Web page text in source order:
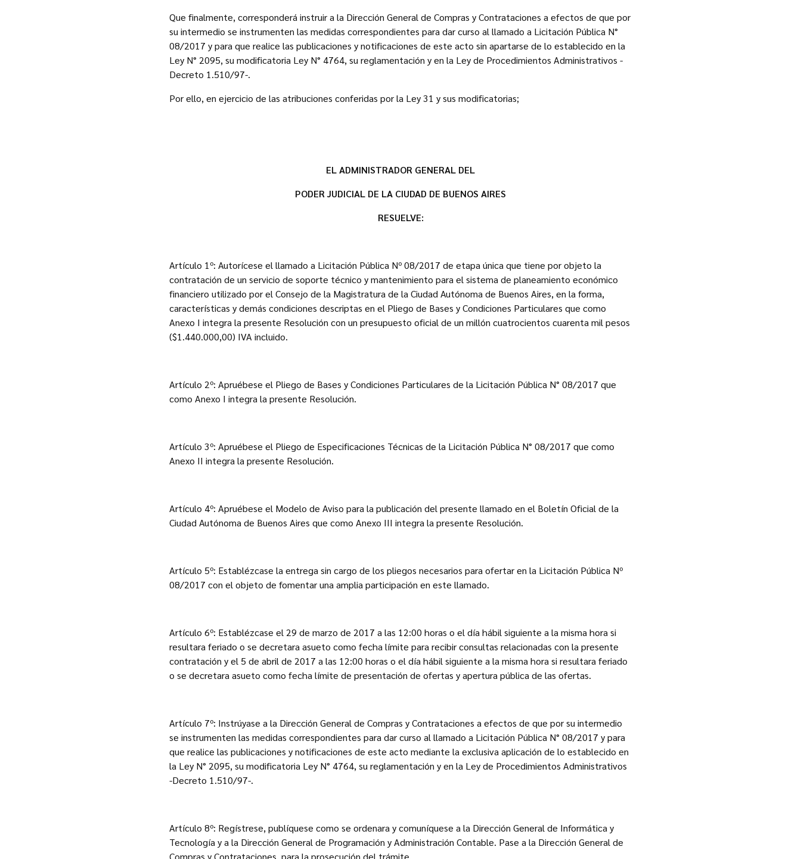
Que finalmente, corresponderá instruir a la Dirección General de Compras y Contrataciones a efectos de que por
su intermedio se instrumenten las medidas correspondientes para dar curso al llamado a Licitación Pública N°
08/2017 y para que realice las publicaciones y notificaciones de este acto sin apartarse de lo establecido en la
Ley N° 2095, su modificatoria Ley N° 4764, su reglamentación y en la Ley de Procedimientos Administrativos -
Decreto 1.510/97-.
Por ello, en ejercicio de las atribuciones conferidas por la Ley 31 y sus modificatorias;
EL ADMINISTRADOR GENERAL DEL
PODER JUDICIAL DE LA CIUDAD DE BUENOS AIRES
RESUELVE:
Artículo 1º: Autorícese el llamado a Licitación Pública Nº 08/2017 de etapa única que tiene por objeto la
contratación de un servicio de soporte técnico y mantenimiento para el sistema de planeamiento económico
financiero utilizado por el Consejo de la Magistratura de la Ciudad Autónoma de Buenos Aires, en la forma,
características y demás condiciones descriptas en el Pliego de Bases y Condiciones Particulares que como
Anexo I integra la presente Resolución con un presupuesto oficial de un millón cuatrocientos cuarenta mil pesos
($1.440.000,00) IVA incluido.
Artículo 2º: Apruébese el Pliego de Bases y Condiciones Particulares de la Licitación Pública N° 08/2017 que
como Anexo I integra la presente Resolución.
Artículo 3º: Apruébese el Pliego de Especificaciones Técnicas de la Licitación Pública N° 08/2017 que como
Anexo II integra la presente Resolución.
Artículo 4º: Apruébese el Modelo de Aviso para la publicación del presente llamado en el Boletín Oficial de la
Ciudad Autónoma de Buenos Aires que como Anexo III integra la presente Resolución.
Artículo 5º: Establézcase la entrega sin cargo de los pliegos necesarios para ofertar en la Licitación Pública Nº
08/2017 con el objeto de fomentar una amplia participación en este llamado.
Artículo 6º: Establézcase el 29 de marzo de 2017 a las 12:00 horas o el día hábil siguiente a la misma hora si
resultara feriado o se decretara asueto como fecha límite para recibir consultas relacionadas con la presente
contratación y el 5 de abril de 2017 a las 12:00 horas o el día hábil siguiente a la misma hora si resultara feriado
o se decretara asueto como fecha límite de presentación de ofertas y apertura pública de las ofertas.
Artículo 7º: Instrúyase a la Dirección General de Compras y Contrataciones a efectos de que por su intermedio
se instrumenten las medidas correspondientes para dar curso al llamado a Licitación Pública N° 08/2017 y para
que realice las publicaciones y notificaciones de este acto mediante la exclusiva aplicación de lo establecido en
la Ley N° 2095, su modificatoria Ley N° 4764, su reglamentación y en la Ley de Procedimientos Administrativos
-Decreto 1.510/97-.
Artículo 8º: Regístrese, publíquese como se ordenara y comuníquese a la Dirección General de Informática y
Tecnología y a la Dirección General de Programación y Administración Contable. Pase a la Dirección General de
Compras y Contrataciones, para la prosecución del trámite.